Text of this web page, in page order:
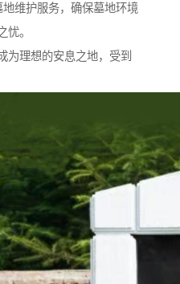
维护服务，确保墓地环境
忧。
为理想的安息之地，受到